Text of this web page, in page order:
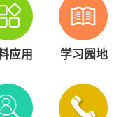
应用 学习园地